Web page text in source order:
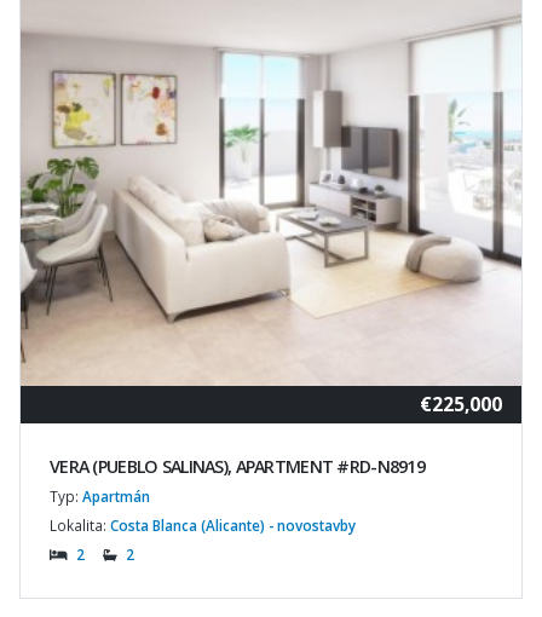
€225,000
VERA (PUEBLO SALINAS), APARTMENT #RD-N8919
Typ: Apartmán
Lokalita: Costa Blanca (Alicante) - novostavby
2
2